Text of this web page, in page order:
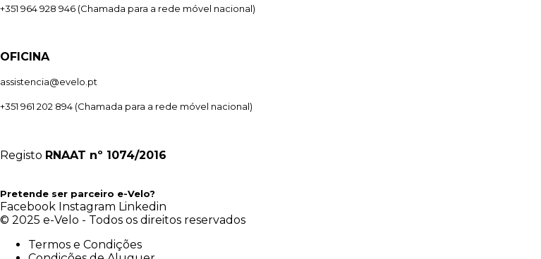
+351 964 928 946 (Chamada para a rede móvel nacional)
OFICINA
assistencia@evelo.pt
+351 961 202 894 (Chamada para a rede móvel nacional)
Registo RNAAT nº 1074/2016
Pretende ser parceiro e-Velo?
Facebook Instagram Linkedin
© 2025 e-Velo - Todos os direitos reservados
Termos e Condições